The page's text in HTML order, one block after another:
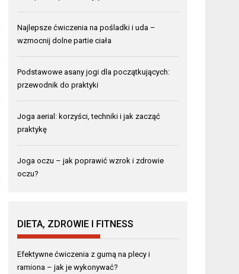
Najlepsze ćwiczenia na pośladki i uda –
wzmocnij dolne partie ciała
Podstawowe asany jogi dla początkujących:
przewodnik do praktyki
Joga aerial: korzyści, techniki i jak zacząć
praktykę
Joga oczu – jak poprawić wzrok i zdrowie
oczu?
DIETA, ZDROWIE I FITNESS
Efektywne ćwiczenia z gumą na plecy i
ramiona – jak je wykonywać?